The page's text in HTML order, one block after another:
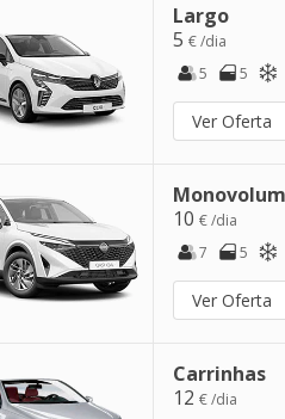
Largo
5 € /dia
5
5
Ver Oferta
10 € /dia
7
5
Ver Oferta
Carrinhas
12 € /dia